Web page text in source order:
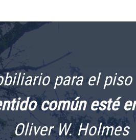
para el
común esté
Oliver W. Holmes